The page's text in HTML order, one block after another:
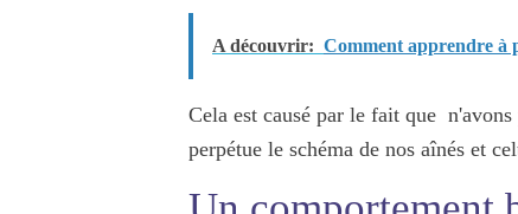
A découvrir: Comment apprendre à
Cela est causé par le fait que
perpétue le schéma de nos aînés et